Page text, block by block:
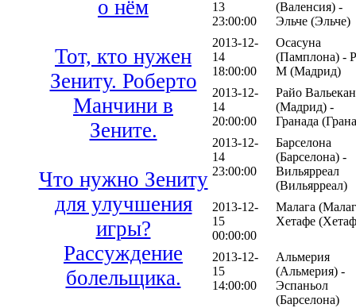
о нём
Тот, кто нужен
Зениту. Роберто
Манчини в
Зените.
Что нужно Зениту
для улучшения
игры?
Рассуждение
болельщика.
13
23:00:00
(Валенсия) -
Эльче (Эльче)
2013-12-
14
18:00:00
Осасуна
(Памплона) -
М (Мадрид)
2013-12-
14
20:00:00
Райо
(Мадрид) -
Гранада
2013-12-
14
23:00:00
Барселона
(Барселона) -
Вильярреал
(Вильярреал)
2013-12-
15
00:00:00
Малага
Хетафе
2013-12-
15
14:00:00
Альмерия
(Альмерия) -
Эспаньол
(Барселона)